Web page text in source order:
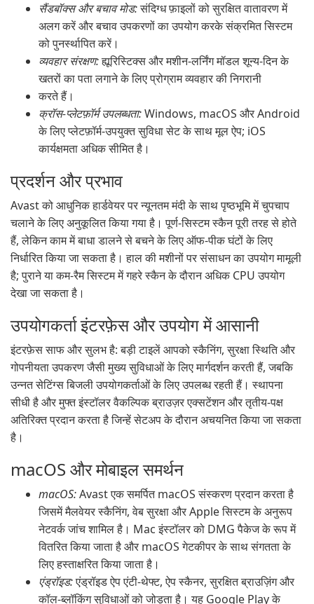
सैंडबॉक्स और बचाव मोड:संदिग्ध फ़ाइलों को सुरक्षित वातावरण में
अलग करें और बचाव उपकरणों का उपयोग करके संक्रमित सिस्टम
को पुनर्स्थापित करें।
व्यवहार संरक्षण:ह्यूरिस्टिक्स और मशीन-लर्निंग मॉडल शून्य-दिन के
खतरों का पता लगाने के लिए प्रोग्राम व्यवहार की निगरानी
करते हैं।
क्रॉस-प्लेटफ़ॉर्म उपलब्धता:Windows, macOS और Android
के लिए प्लेटफ़ॉर्म-उपयुक्त सुविधा सेट के साथ मूल ऐप; iOS
कार्यक्षमता अधिक सीमित है।
प्रदर्शन और प्रभाव
Avast को आधुनिक हार्डवेयर पर न्यूनतम मंदी के साथ पृष्ठभूमि में चुपचाप
चलाने के लिए अनुकूलित किया गया है। पूर्ण-सिस्टम स्कैन पूरी तरह से होते
हैं, लेकिन काम में बाधा डालने से बचने के लिए ऑफ-पीक घंटों के लिए
निर्धारित किया जा सकता है। हाल की मशीनों पर संसाधन का उपयोग मामूली
है; पुराने या कम-रैम सिस्टम में गहरे स्कैन के दौरान अधिक CPU उपयोग
देखा जा सकता है।
उपयोगकर्ता इंटरफ़ेस और उपयोग में आसानी
इंटरफ़ेस साफ और सुलभ है: बड़ी टाइलें आपको स्कैनिंग, सुरक्षा स्थिति और
गोपनीयता उपकरण जैसी मुख्य सुविधाओं के लिए मार्गदर्शन करती हैं, जबकि
उन्नत सेटिंग्स बिजली उपयोगकर्ताओं के लिए उपलब्ध रहती हैं। स्थापना
सीधी है और मुफ्त इंस्टॉलर वैकल्पिक ब्राउज़र एक्सटेंशन और तृतीय-पक्ष
अतिरिक्त प्रदान करता है जिन्हें सेटअप के दौरान अचयनित किया जा सकता
है।
macOS और मोबाइल समर्थन
macOS:Avast एक समर्पित macOS संस्करण प्रदान करता है
जिसमें मैलवेयर स्कैनिंग, वेब सुरक्षा और Apple सिस्टम के अनुरूप
नेटवर्क जांच शामिल है। Mac इंस्टॉलर को DMG पैकेज के रूप में
वितरित किया जाता है और macOS गेटकीपर के साथ संगतता के
लिए हस्ताक्षरित किया जाता है।
एंड्रॉइड:एंड्रॉइड ऐप एंटी-थेफ्ट, ऐप स्कैनर, सुरक्षित ब्राउज़िंग और
कॉल-ब्लॉकिंग सुविधाओं को जोड़ता है। यह Google Play के